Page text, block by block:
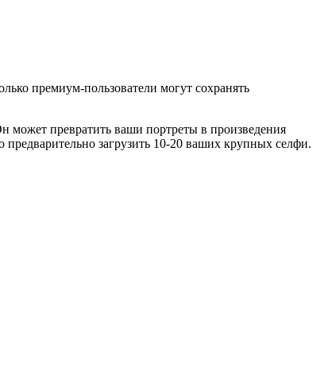
премиум-пользователи могут сохранять
может превратить ваши портреты в произведения
загрузить 10-20 ваших крупных селфи.